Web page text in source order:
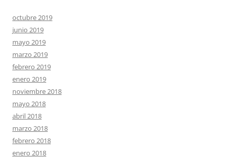
octubre 2019
junio 2019
mayo 2019
marzo 2019
febrero 2019
enero 2019
noviembre 2018
mayo 2018
abril 2018
marzo 2018
febrero 2018
enero 2018